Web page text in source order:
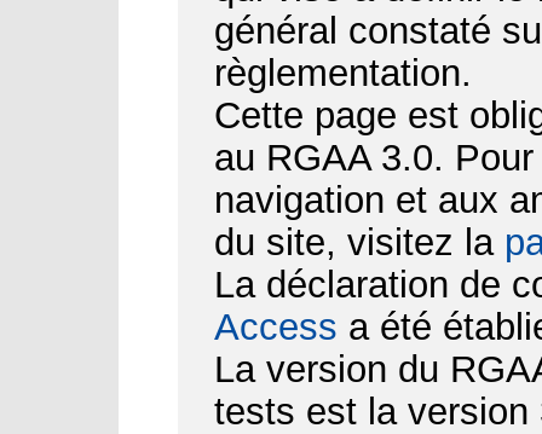
général constaté
règlementation.
Cette page est
au RGAA 3.0.
navigation et aux
du site, visitez la
La déclaration de
Access a été
La version du
tests est la version